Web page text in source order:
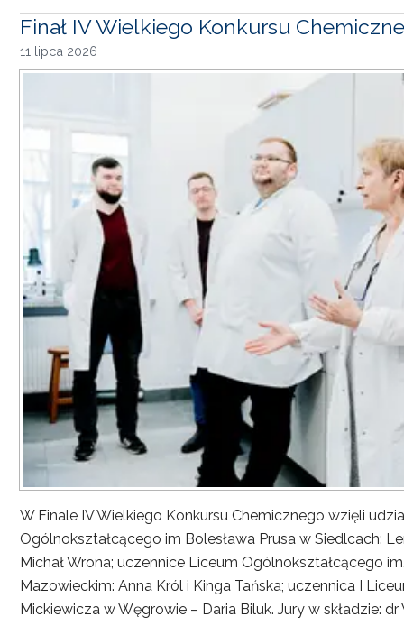
Finał IV Wielkiego Konkursu
11 lipca 2026
W Finale IV Wielkiego Konkursu Chemicznego wzięli
Ogólnokształcącego im Bolesława Prusa w Siedlcach:
Michał Wrona; uczennice Liceum Ogólnokształcącego
Mazowieckim: Anna Król i Kinga Tańska; uczennica I
Mickiewicza w Węgrowie – Daria Biluk. Jury w składzie: